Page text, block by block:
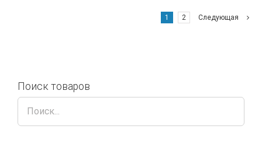
1 2 Следующая
Поиск товаров